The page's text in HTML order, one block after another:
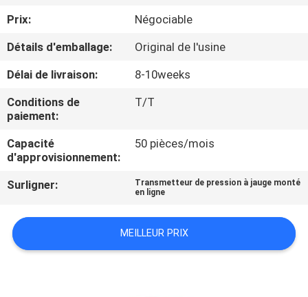
VISITE
L'USINE
CONTRÔLE
DE
LA
NOUS
Prix:
Négociable
Détails d'emballage:
Original de l'usine
Délai de livraison:
8-10weeks
Conditions de
paiement:
T/T
Capacité
d'approvisionnement:
50 pièces/mois
Surligner:
Transmetteur de pression à jauge monté
en ligne
MEILLEUR PRIX